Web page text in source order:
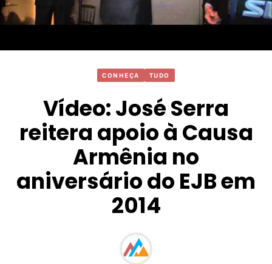
CONHEÇA TUDO
Vídeo: José Serra
reitera apoio à Causa
Armênia no
aniversário do EJB em
2014